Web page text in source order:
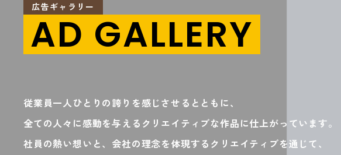
広告ギャラリー
AD GALLERY
従業員一人ひとりの誇りを感じさせるとともに、
全ての人々に感動を与えるクリエイティブな作品に仕上がっています。
社員の熱い想いと、会社の理念を体現するクリエイティブを通じて、